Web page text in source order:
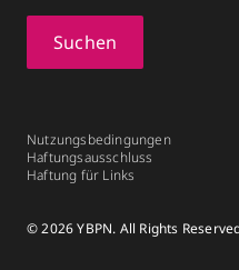
Suchen
Nutzungsbedingungen
Haftungsausschluss
Haftung für Links
© 2026 YBPN. All Rights